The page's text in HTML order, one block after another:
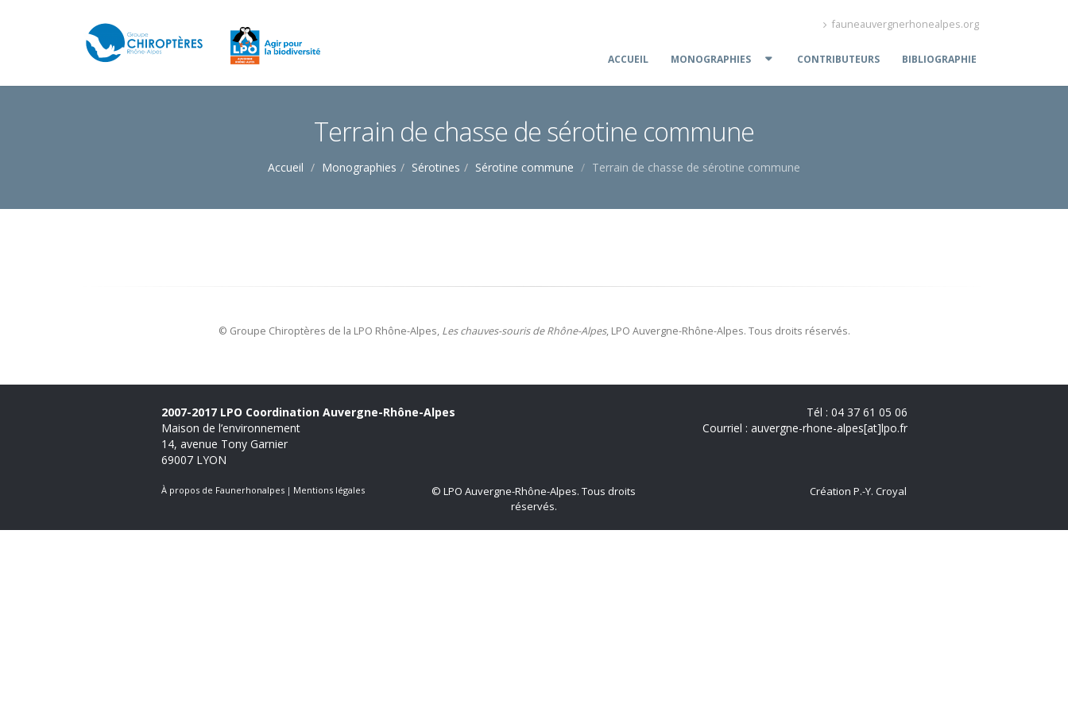
fauneauvergnerhonealpes.org
ACCUEIL MONOGRAPHIES CONTRIBUTEURS BIBLIOGRAPHIE
Terrain de chasse de sérotine commune
Accueil Monographies Sérotines Sérotine commune Terrain de chasse de sérotine commune
© Groupe Chiroptères de la LPO Rhône-Alpes, Les chauves-souris de Rhône-Alpes, LPO Auvergne-Rhône-Alpes. Tous droits réservés.
2007-2017 LPO Coordination Auvergne-Rhône-Alpes
Maison de l’environnement
14, avenue Tony Garnier
69007 LYON
Tél : 04 37 61 05 06
Courriel : auvergne-rhone-alpes[at]lpo.fr
À propos de Faunerhonalpes Mentions légales
© LPO Auvergne-Rhône-Alpes. Tous droits
réservés.
Création P.-Y. Croyal